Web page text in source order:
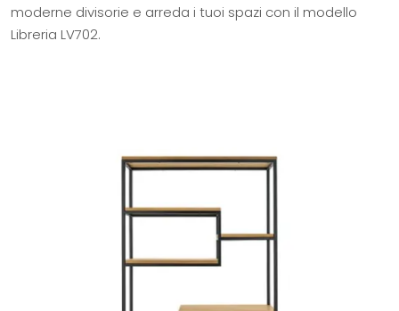
moderne divisorie e arreda i tuoi spazi con il modello
Libreria LV702.